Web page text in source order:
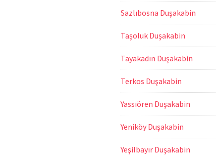
Sazlıbosna Duşakabin
Taşoluk Duşakabin
Tayakadın Duşakabin
Terkos Duşakabin
Yassıören Duşakabin
Yeniköy Duşakabin
Yeşilbayır Duşakabin